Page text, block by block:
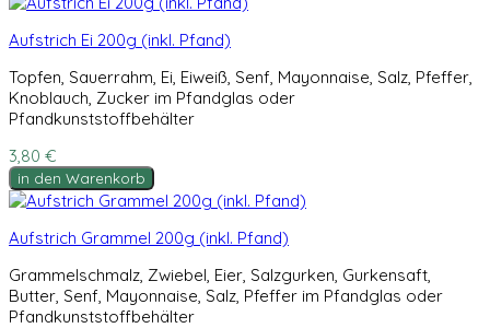
Aufstrich Ei 200g (inkl. Pfand)
Topfen, Sauerrahm, Ei, Eiweiß, Senf, Mayonnaise, Salz, Pfeffer,
Knoblauch, Zucker im Pfandglas oder
Pfandkunststoffbehälter
3,80 €
in den Warenkorb
Aufstrich Grammel 200g (inkl. Pfand)
Grammelschmalz, Zwiebel, Eier, Salzgurken, Gurkensaft,
Butter, Senf, Mayonnaise, Salz, Pfeffer im Pfandglas oder
Pfandkunststoffbehälter